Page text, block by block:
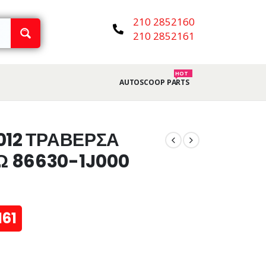
210 2852160
210 2852161
AUTOSCOOP PARTS
HOT
ΤΡΑΒΕΡΣΑ
86630-1J000